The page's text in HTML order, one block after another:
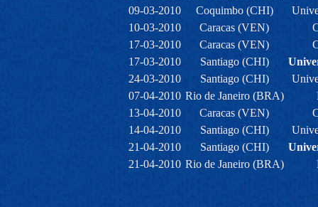
09-03-2010
Coquimbo (CHI)
10-03-2010
Caracas (VEN)
17-03-2010
Caracas (VEN)
17-03-2010
Santiago (CHI)
24-03-2010
Santiago (CHI)
07-04-2010 Rio de Janeiro (BRA)
13-04-2010
Caracas (VEN)
14-04-2010
Santiago (CHI)
21-04-2010
Santiago (CHI)
21-04-2010 Rio de Janeiro (BRA)